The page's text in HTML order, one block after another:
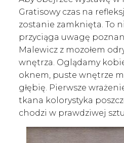
Gratisowy czas na
zostanie zamknięta. To
przyciąga uwagę
Malewicz z mozołem
wnętrza. Oglądamy
oknem, puste wnętrze
głębię. Pierwsze
tkana kolorystyka
chodzi w prawdziwej